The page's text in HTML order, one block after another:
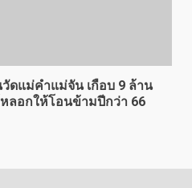
ดแม่คำแม่จัน เกือบ 9 ล้าน
ลอกให้โอนข้ามปีกว่า 66